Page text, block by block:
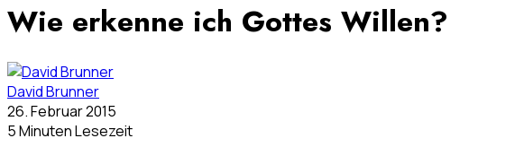
Wie erkenne ich Gottes Willen?
David Brunner
26. Februar 2015
5 Minuten Lesezeit